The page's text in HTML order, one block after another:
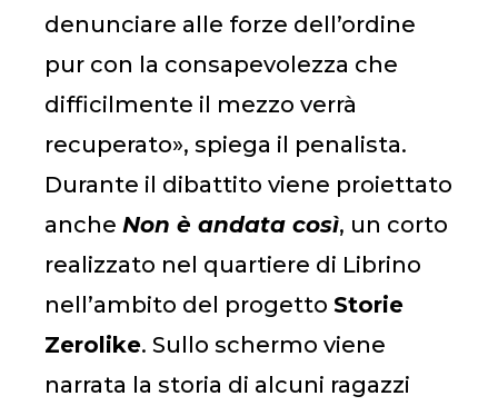
denunciare alle forze dell’ordine
pur con la consapevolezza che
difficilmente il mezzo verrà
recuperato», spiega il penalista.
Durante il dibattito viene proiettato
anche Non è andata così, un corto
realizzato nel quartiere di Librino
nell’ambito del progetto Storie
Zerolike. Sullo schermo viene
narrata la storia di alcuni ragazzi